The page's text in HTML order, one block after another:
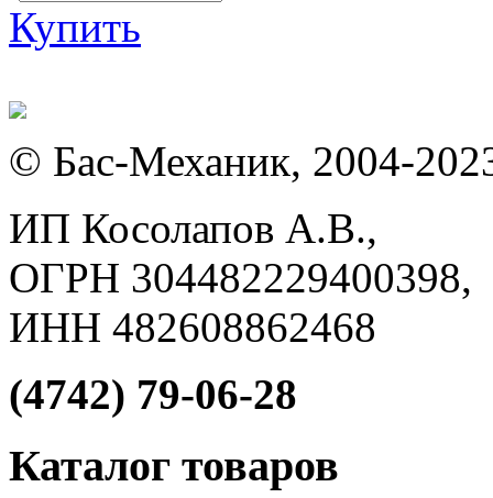
Купить
© Бас-Механик, 2004-
ИП Косолапов А.В.,
ОГРН 304482229400398,
ИНН 482608862468
(4742) 79-06-28
Каталог товаров